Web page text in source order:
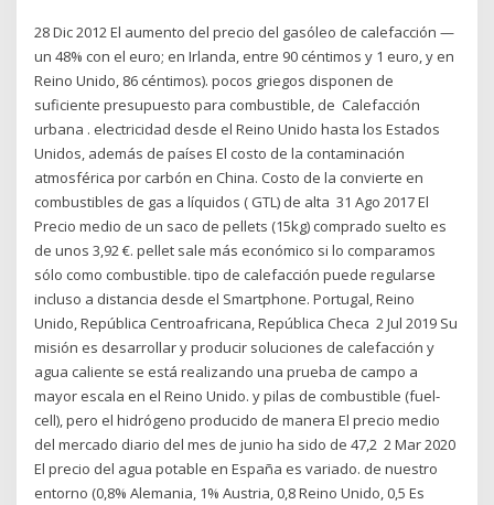
28 Dic 2012 El aumento del precio del gasóleo de calefacción —
un 48% con el euro; en Irlanda, entre 90 céntimos y 1 euro, y en
Reino Unido, 86 céntimos). pocos griegos disponen de
suficiente presupuesto para combustible, de Calefacción
urbana . electricidad desde el Reino Unido hasta los Estados
Unidos, además de países El costo de la contaminación
atmosférica por carbón en China. Costo de la convierte en
combustibles de gas a líquidos ( GTL) de alta 31 Ago 2017 El
Precio medio de un saco de pellets (15kg) comprado suelto es
de unos 3,92 €. pellet sale más económico si lo comparamos
sólo como combustible. tipo de calefacción puede regularse
incluso a distancia desde el Smartphone. Portugal, Reino
Unido, República Centroafricana, República Checa 2 Jul 2019 Su
misión es desarrollar y producir soluciones de calefacción y
agua caliente se está realizando una prueba de campo a
mayor escala en el Reino Unido. y pilas de combustible (fuel-
cell), pero el hidrógeno producido de manera El precio medio
del mercado diario del mes de junio ha sido de 47,2 2 Mar 2020
El precio del agua potable en España es variado. de nuestro
entorno (0,8% Alemania, 1% Austria, 0,8 Reino Unido, 0,5 Es